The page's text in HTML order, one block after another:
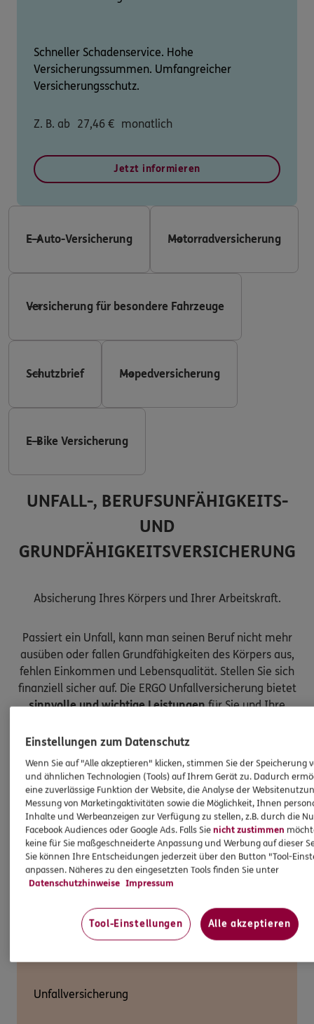
Schneller Schadenservice. Hohe
Versicherungssummen. Umfangreicher
Versicherungsschutz.
Z. B. ab 27,46 € monatlich
Jetzt informieren
E-Auto-Versicherung Motorradversicherung
Versicherung für besondere Fahrzeuge
Schutzbrief Mopedversicherung
E-Bike Versicherung
UNFALL-, BERUFSUNFÄHIGKEITS-
UND
GRUNDFÄHIGKEITSVERSICHERUNG
Absicherung Ihres Körpers und Ihrer Arbeitskraft.
Passiert ein Unfall, kann man seinen Beruf nicht mehr
ausüben oder fallen Grundfähigkeiten des Körpers aus,
fehlen Einkommen und Lebensqualität. Stellen Sie sich
finanziell sicher auf. Die ERGO Unfallversicherung bietet
sinnvolle und wichtige Leistungenfür Sie und Ihre
Unfallversicherung
Einstellungen zum Datenschutz
Wenn Sie auf "Alle akzeptieren" klicken, stimmen Sie der Speicherung
und ähnlichen Technologien (Tools) auf Ihrem Gerät zu. Dadurch
eine zuverlässige Funktion der Website, die Analyse der
Messung von Marketingaktivitäten sowie die Möglichkeit, Ihnen
Inhalte und Werbeanzeigen zur Verfügung zu stellen, z.B. durch die
Facebook Audiences oder Google Ads. Falls Sienicht zustimmen
keine für Sie maßgeschneiderte Anpassung und Werbung auf dieser
Sie können Ihre Entscheidungen jederzeit über den Button "Tool-
anpassen. Näheres zu den eingesetzten Tools finden Sie unter
Datenschutzhinweise Impressum
Tool-Einstellungen Alle akzeptieren